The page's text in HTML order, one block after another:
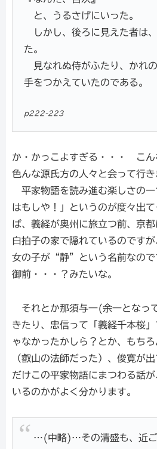
と、うるさげにいった。
しかし、後ろに見えた者は
た。
見なれぬ侍がふたり、かれ
手をつかえていたのである。
p222-223
か・かっこよすぎる・・・ こん
色んな源氏方の人々と会って行き
平家物語を読み進む楽しさの一
はもしや！」というのが度々出
ば、義経が奥州に旅立つ前、京都
白拍子の家で隠れているのです
女の子が“静”という名前なので
御前・・・？みたいな。
それとか那須与一(余一となっ
きたり、忠信って「義経千本桜
ゃなかったかしら？とか、もち
（叡山の法師だった）、俊寛が
だけこの平家物語にまつわる話
いるのかがよく分かります。
…(中略)…その清盛も、近ご